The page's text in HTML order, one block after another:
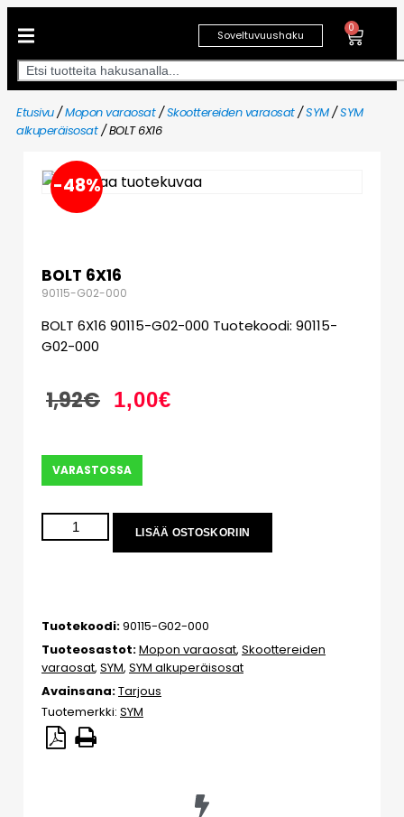
Soveltuvuushaku
0
Etusivu/Mopon varaosat/Skoottereiden varaosat/SYM/SYM
alkuperäisosat/ BOLT 6X16
-48%
BOLT 6X16
90115-G02-000
BOLT 6X16 90115-G02-000 Tuotekoodi: 90115-
G02-000
1,92€ 1,00€
VARASTOSSA
LISÄÄ OSTOSKORIIN
Tuotekoodi:90115-G02-000
Tuoteosastot:Mopon varaosat, Skoottereiden
varaosat, SYM, SYM alkuperäisosat
Avainsana:Tarjous
Tuotemerkki: SYM